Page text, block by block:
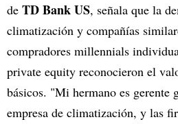
de TD Bank US, señala que la
climatización y compañías
compradores millennials
private equity reconocieron el
básicos. "Mi hermano es gerente
empresa de climatización, y las